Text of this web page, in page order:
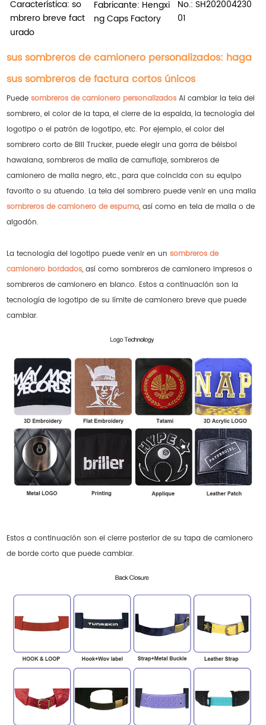
Característica: so
mbrero breve fact
urado
Fabricante: Hengxi
ng Caps Factory
No.: SH202004230
01
sus sombreros de camionero personalizados: haga
sus sombreros de factura cortos únicos
Puedesombreros de camionero personalizados Al cambiar la tela del
sombrero, el color de la tapa, el cierre de la espalda, la tecnología del
logotipo o el patrón de logotipo, etc. Por ejemplo, el color del
sombrero corto de Bill Trucker, puede elegir una gorra de béisbol
hawaiana, sombreros de malla de camuflaje, sombreros de
camionero de malla negro, etc., para que coincida con su equipo
favorito o su atuendo. La tela del sombrero puede venir en una malla
sombreros de camionero de espuma, así como en tela de malla o de
algodón.
La tecnología del logotipo puede venir en unsombreros de
camionero bordados, así como sombreros de camionero impresos o
sombreros de camionero en blanco. Estos a continuación son la
tecnología de logotipo de su límite de camionero breve que puede
cambiar.
Estos a continuación son el cierre posterior de su tapa de camionero
de borde corto que puede cambiar.